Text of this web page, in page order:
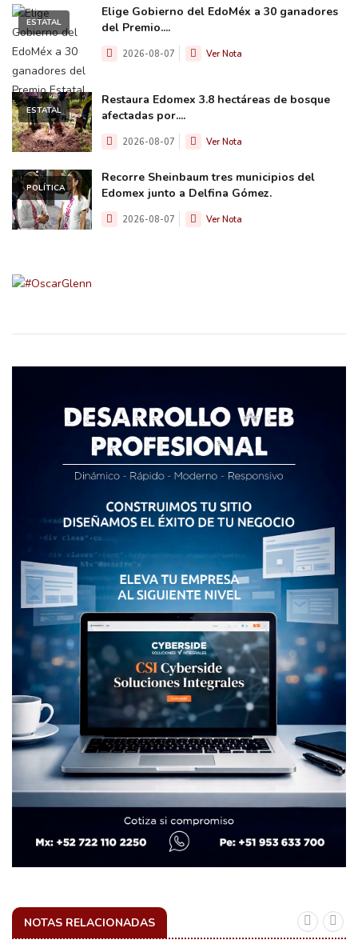
ESTATAL
Elige Gobierno del EdoMéx a 30 ganadores
del Premio....
2026-08-07 Ver Nota
ESTATAL
Restaura Edomex 3.8 hectáreas de bosque
afectadas por....
2026-08-07 Ver Nota
POLÍTICA
Recorre Sheinbaum tres municipios del
Edomex junto a Delfina Gómez.
2026-08-07 Ver Nota
NOTAS RELACIONADAS